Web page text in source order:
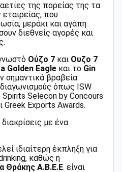
της πορείας της τα
που
μεράκι και αγάπη
διεθνείς αγορές και
Ούζο 7 και Ουζο 7
Golden Eagle και το Gin
σημαντικά βραβεία
όπως ΙSW
Spirits Selecon by Concours
Greek Exports Awards.
με ένα
ιδιαίτερη έκπληξη για
καθώς η
Θράκης Α.Β.Ε.Ε. είναι